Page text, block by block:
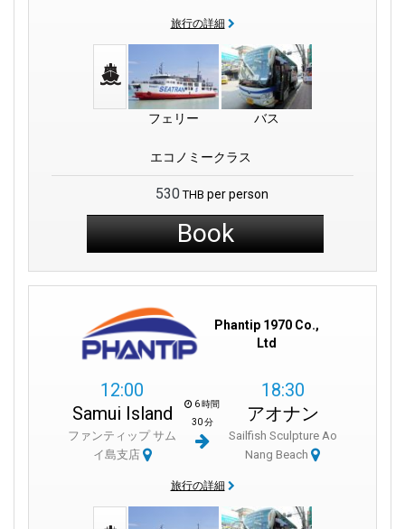
旅行の詳細
フェリー バス
エコノミークラス
530 THB per person
Book
Phantip 1970 Co.,
Ltd
12:00
Samui Island
ファンティップ サム
イ島支店
6 時間
30 分
18:30
アオナン
Sailfish Sculpture Ao
Nang Beach
旅行の詳細